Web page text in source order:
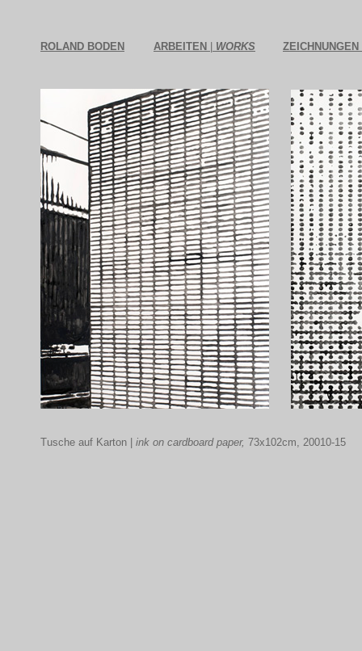
ROLAND BODEN ARBEITEN WORKS
Tusche auf Karton | ink on cardboard paper, 73x102cm, 20010-15